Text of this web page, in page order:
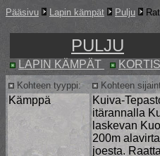
Pääsivu Lapin kämpät Pulju
PULJU
LAPIN KÄMPÄT
Kohteen tyyppi: Kohteen
Kämppä
Kuiva-
itärannalla
laskevan
200m
joesta.